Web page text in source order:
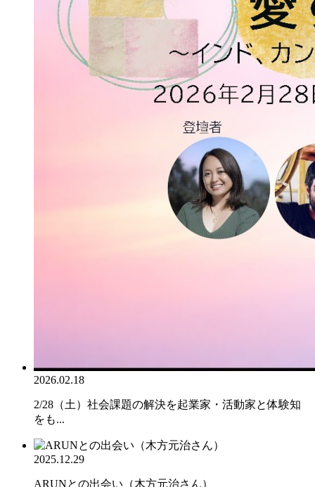
2026.02.18
2/28（土）社会課題の解決を起業家・活動家と体験知
をも...
2025.12.29
ARUNとの出会い（木方元治さん）